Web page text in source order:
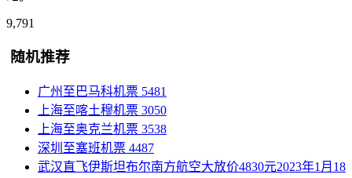
9,791
随机推荐
广州至巴马科机票 5481
上海至喀土穆机票 3050
上海至奥克兰机票 3538
深圳至塞班机票 4487
武汉直飞伊斯坦布尔南方航空大放价4830元2023年1月18